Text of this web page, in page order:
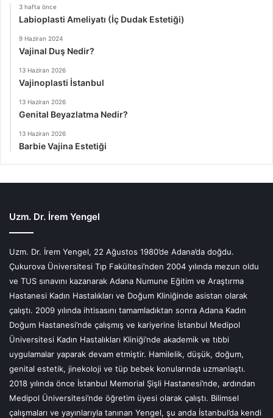
3 hafta önce
Labioplasti Ameliyatı (İç Dudak Estetiği)
9 Haziran 2024
Vajinal Duş Nedir?
13 Haziran 2026
Vajinoplasti İstanbul
13 Haziran 2026
Genital Beyazlatma Nedir?
13 Haziran 2026
Barbie Vajina Estetiği
Uzm. Dr. İrem Yengel
Uzm. Dr. İrem Yengel, 22 Ağustos 1980’de Adana’da doğdu.
Çukurova Üniversitesi Tıp Fakültesi’nden 2004 yılında mezun oldu
ve TUS sınavını kazanarak Adana Numune Eğitim ve Araştırma
Hastanesi Kadın Hastalıkları ve Doğum Kliniğinde asistan olarak
çalıştı. 2009 yılında ihtisasını tamamladıktan sonra Adana Kadın
Doğum Hastanesi’nde çalışmış ve kariyerine İstanbul Medipol
Üniversitesi Kadın Hastalıkları Kliniği’nde akademik ve tıbbi
uygulamalar yaparak devam etmiştir. Hamilelik, düşük, doğum,
genital estetik, jinekoloji ve tüp bebek konularında uzmanlaştı.
2018 yılında önce İstanbul Memorial Şişli Hastanesi’nde, ardından
Medipol Üniversitesi’nde öğretim üyesi olarak çalıştı. Bilimsel
çalışmaları ve yayınlarıyla tanınan Yengel, şu anda İstanbul’da kendi